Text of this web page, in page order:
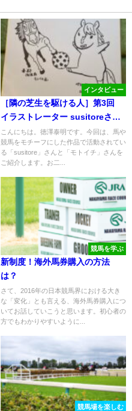
インタビュー
［隣の芝生を駆ける人］第3回
イラストレーター susitoreさん×
モトイチさん 馬を描く面白さ
こんにちは。徳澤泰明です。今回は、馬や
競馬をモチーフにした作品で活動されてい
る「susitore」さんと「モトイチ」さんを
ご紹介します。お二...
競馬を学ぶ
新制度！海外馬券購入の方法
は？
さて、2016年の日本競馬界における大き
な「変化」とも言える、海外馬券購入につ
いてお話していこうと思います。初心者の
方でもわかりやすいように...
競馬場を楽しむ